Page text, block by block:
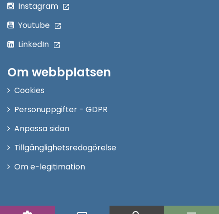
Instagram
Youtube
LinkedIn
Om webbplatsen
Cookies
Personuppgifter - GDPR
Anpassa sidan
Tillgänglighetsredogörelse
Om e-legitimation